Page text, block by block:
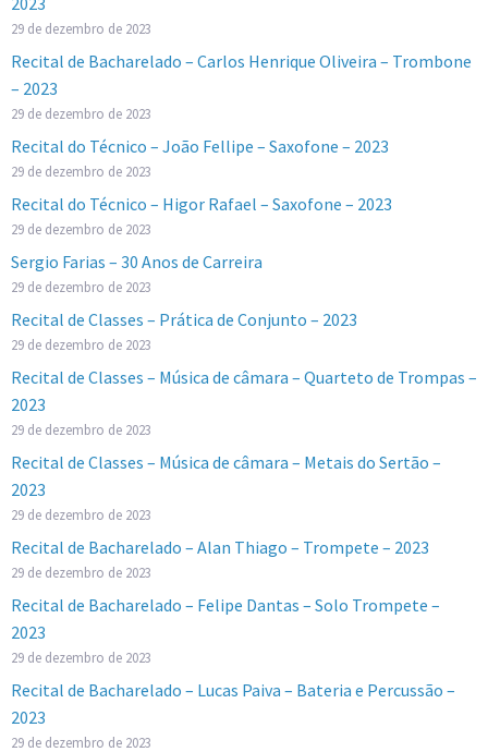
29 de dezembro de 2023
Recital de Bacharelado – Carlos Henrique Oliveira – Trombone
– 2023
29 de dezembro de 2023
Recital do Técnico – João Fellipe – Saxofone – 2023
29 de dezembro de 2023
Recital do Técnico – Higor Rafael – Saxofone – 2023
29 de dezembro de 2023
Sergio Farias – 30 Anos de Carreira
29 de dezembro de 2023
Recital de Classes – Prática de Conjunto – 2023
29 de dezembro de 2023
Recital de Classes – Música de câmara – Quarteto de Trompas –
2023
29 de dezembro de 2023
Recital de Classes – Música de câmara – Metais do Sertão –
2023
29 de dezembro de 2023
Recital de Bacharelado – Alan Thiago – Trompete – 2023
29 de dezembro de 2023
Recital de Bacharelado – Felipe Dantas – Solo Trompete –
2023
29 de dezembro de 2023
Recital de Bacharelado – Lucas Paiva – Bateria e Percussão –
2023
29 de dezembro de 2023